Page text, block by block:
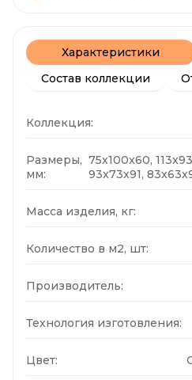
Характеристики
Состав коллекции
Коллекция:
Размеры,
мм:
75x100x60,
93x73x91,
Масса изделия, кг:
Количество в м2, шт:
Производитель:
Технология изготовления:
Цвет: